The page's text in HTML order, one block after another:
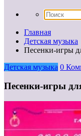
Главная
Детская музыка
Песенки-игры
Детская музыка 0
Песенки-игры